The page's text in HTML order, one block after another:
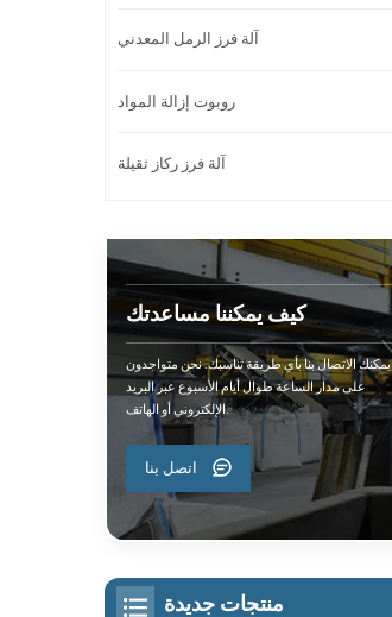
آلة فرز الرمل المعدني
روبوت إزالة المواد
آلة فرز ركاز ثقيلة
كيف يمكننا مساعدتك
يمكنك الاتصال بنا بأي طريقة تناسبك. نحن متواجدون
على مدار الساعة طوال أيام الأسبوع عبر البريد
الإلكتروني أو الهاتف.
منتجات جديدة